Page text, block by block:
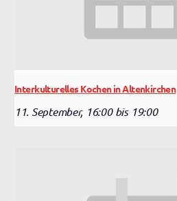
Interkulturelles Kochen in Altenkirchen
11. September, 16:00 bis 19:00